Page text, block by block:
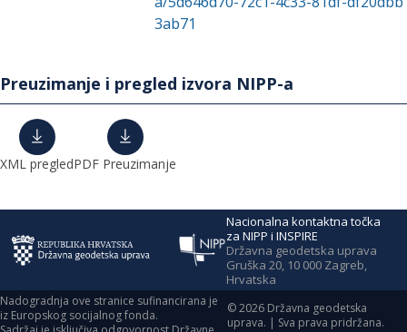
3ab71
Preuzimanje i pregled izvora NIPP-a
XML pregledPDF Preuzimanje
Nacionalna kontaktna točka
za NIPP i INSPIRE
Državna geodetska uprava
Gruška 20, 10 000 Zagreb,
Hrvatska
Nadogradnja ove stranice sufinancirana je
iz Europskog socijalnog fonda.
©2026 Državna geodetska
uprava. | Sva prava pridržana.